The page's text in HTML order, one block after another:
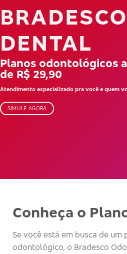
BRADESCO
DENTAL
Planos odontológicos
de R$ 29,90
Atendimento especializado pra você e quem
SIMULE AGORA
Conheça o
Se você está em busca de um
odontológico, o Bradesco